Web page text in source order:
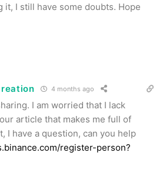
it, I still have some doubts. Hope
4 months ago
I am worried that I lack
article that makes me full of
I have a question, can you help
register-person?